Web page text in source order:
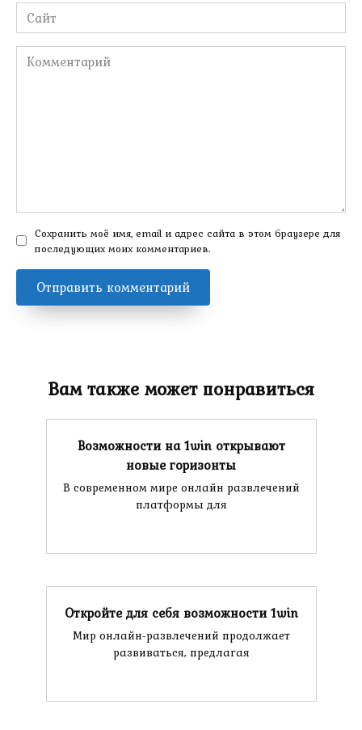
Сайт
Комментарий
Сохранить моё имя, email и адрес сайта в этом браузере для
последующих моих комментариев.
Вам также может понравиться
Возможности на 1win открывают
новые горизонты
В современном мире онлайн развлечений
платформы для
Откройте для себя возможности 1win
Мир онлайн-развлечений продолжает
развиваться, предлагая